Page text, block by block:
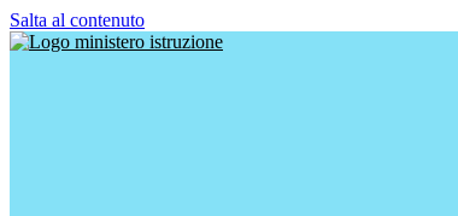
Salta al contenuto